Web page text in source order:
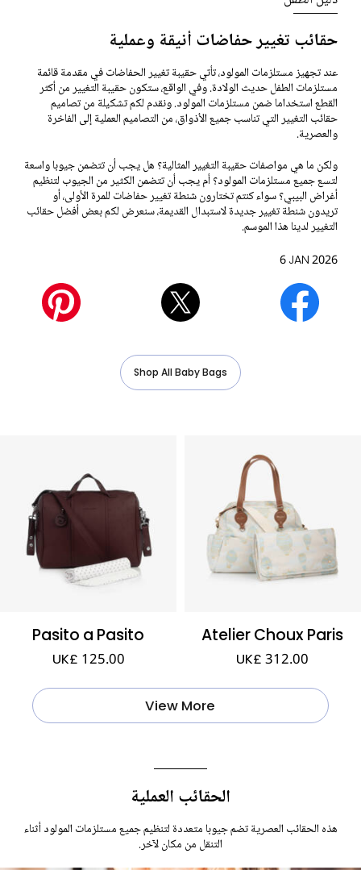
حقائب تغيير حفاضات أنيقة وعملية
عند تجهيز مستلزمات المولود، تأتي حقيبة تغيير الحفاضات في مقدمة قائمة
مستلزمات الطفل حديث الولادة. وفي الواقع، ستكون حقيبة التغيير من أكثر
القطع استخداما ضمن مستلزمات المولود. ونقدم لكم تشكيلة من تصاميم
حقائب التغيير التي تناسب جميع الأذواق، من التصاميم العملية إلى الفاخرة
والعصرية.
ولكن ما هي مواصفات حقيبة التغيير المثالية؟ هل يجب أن تتضمن جيوبا واسعة
لتسع جميع مستلزمات المولود؟ أم يجب أن تتضمن الكثير من الجيوب لتنظيم
أغراض البيبي؟ سواء كنتم تختارون شنطة تغيير حفاضات للمرة الأولى، أو
تريدون شنطة تغيير جديدة لاستبدال القديمة، سنعرض لكم بعض أفضل حقائب
التغيير لدينا هذا الموسم.
6 JAN 2026
Shop All Baby Bags
Pasito a Pasito
UK£ 125.00
Atelier Choux Paris
UK£ 312.00
View More
الحقائب العملية
هذه الحقائب العصرية تضم جيوبا متعددة لتنظيم جميع مستلزمات المولود أثناء
التنقل من مكان لآخر.